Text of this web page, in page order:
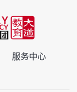
服务中心